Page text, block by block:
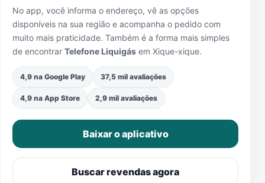
No app, você informa o endereço, vê as opções
disponíveis na sua região e acompanha o pedido com
muito mais praticidade. Também é a forma mais simples
de encontrar Telefone Liquigás em Xique-xique.
4,9 na Google Play 37,5 mil avaliações
4,9 na App Store 2,9 mil avaliações
Baixar o aplicativo
Buscar revendas agora